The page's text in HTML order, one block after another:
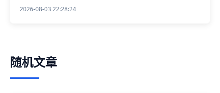
2026-08-03 22:28:24
随机文章